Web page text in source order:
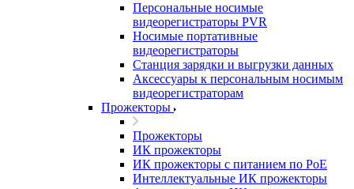
Персональные носимые
видеорегистраторы PVR
Носимые портативные
видеорегистраторы
Станция зарядки и выгрузки данных
Аксессуары к персональным носимым
видеорегистраторам
Прожекторы
Прожекторы
ИК прожекторы
ИК прожекторы с питанием по PoE
Интеллектуальные ИК прожекторы